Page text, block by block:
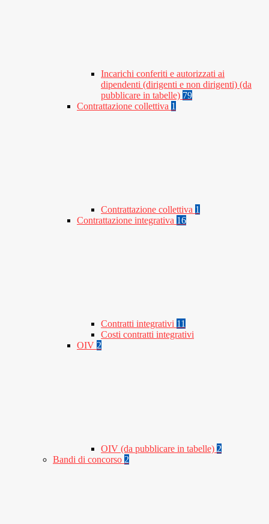
Incarichi conferiti e autorizzati ai
dipendenti (dirigenti e non dirigenti) (da
pubblicare in tabelle) 79
Contrattazione collettiva 1
Contrattazione collettiva 1
Contrattazione integrativa 16
Contratti integrativi 11
Costi contratti integrativi
OIV 2
OIV (da pubblicare in tabelle) 2
Bandi di concorso 2